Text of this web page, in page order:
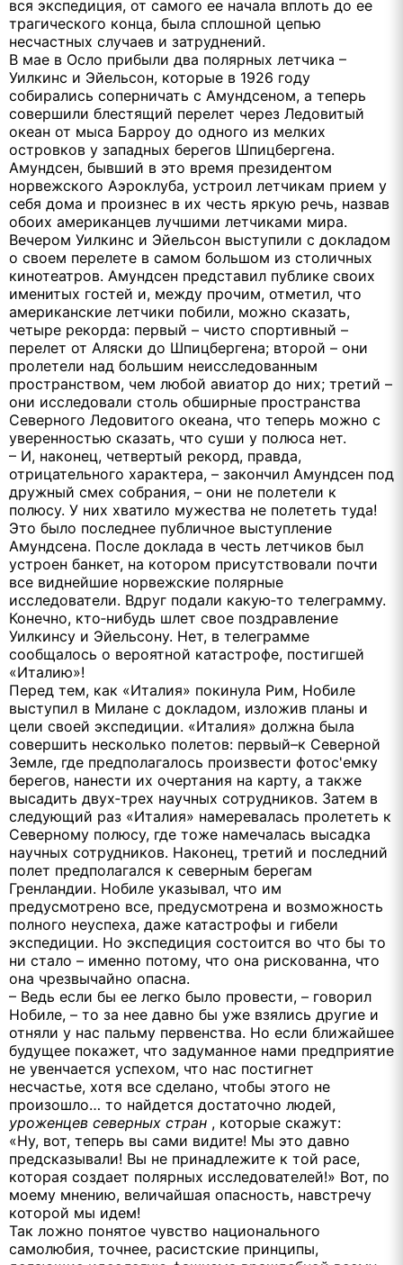
вся экспедиция, от самого ее начала вплоть до ее
трагического конца, была сплошной цепью
несчастных случаев и затруднений.
В мае в Осло прибыли два полярных летчика –
Уилкинс и Эйельсон, которые в 1926 году
собирались соперничать с Амундсеном, а теперь
совершили блестящий перелет через Ледовитый
океан от мыса Барроу до одного из мелких
островков у западных берегов Шпицбергена.
Амундсен, бывший в это время президентом
норвежского Аэроклуба, устроил летчикам прием у
себя дома и произнес в их честь яркую речь, назвав
обоих американцев лучшими летчиками мира.
Вечером Уилкинс и Эйельсон выступили с докладом
о своем перелете в самом большом из столичных
кинотеатров. Амундсен представил публике своих
именитых гостей и, между прочим, отметил, что
американские летчики побили, можно сказать,
четыре рекорда: первый – чисто спортивный –
перелет от Аляски до Шпицбергена; второй – они
пролетели над большим неисследованным
пространством, чем любой авиатор до них; третий –
они исследовали столь обширные пространства
Северного Ледовитого океана, что теперь можно с
уверенностью сказать, что суши у полюса нет.
– И, наконец, четвертый рекорд, правда,
отрицательного характера, – закончил Амундсен под
дружный смех собрания, – они не полетели к
полюсу. У них хватило мужества не полететь туда!
Это было последнее публичное выступление
Амундсена. После доклада в честь летчиков был
устроен банкет, на котором присутствовали почти
все виднейшие норвежские полярные
исследователи. Вдруг подали какую‑то телеграмму.
Конечно, кто‑нибудь шлет свое поздравление
Уилкинсу и Эйельсону. Нет, в телеграмме
сообщалось о вероятной катастрофе, постигшей
«Италию»!
Перед тем, как «Италия» покинула Рим, Нобиле
выступил в Милане с докладом, изложив планы и
цели своей экспедиции. «Италия» должна была
совершить несколько полетов: первый–к Северной
Земле, где предполагалось произвести фотос'емку
берегов, нанести их очертания на карту, а также
высадить двух‑трех научных сотрудников. Затем в
следующий раз «Италия» намеревалась пролететь к
Северному полюсу, где тоже намечалась высадка
научных сотрудников. Наконец, третий и последний
полет предполагался к северным берегам
Гренландии. Нобиле указывал, что им
предусмотрено все, предусмотрена и возможность
полного неуспеха, даже катастрофы и гибели
экспедиции. Но экспедиция состоится во что бы то
ни стало – именно потому, что она рискованна, что
она чрезвычайно опасна.
– Ведь если бы ее легко было провести, – говорил
Нобиле, – то за нее давно бы уже взялись другие и
отняли у нас пальму первенства. Но если ближайшее
будущее покажет, что задуманное нами предприятие
не увенчается успехом, что нас постигнет
несчастье, хотя все сделано, чтобы этого не
произошло… то найдется достаточно людей,
уроженцев северных стран , которые скажут:
«Ну, вот, теперь вы сами видите! Мы это давно
предсказывали! Вы не принадлежите к той расе,
которая создает полярных исследователей!» Вот, по
моему мнению, величайшая опасность, навстречу
которой мы идем!
Так ложно понятое чувство национального
самолюбия, точнее, расистские принципы,